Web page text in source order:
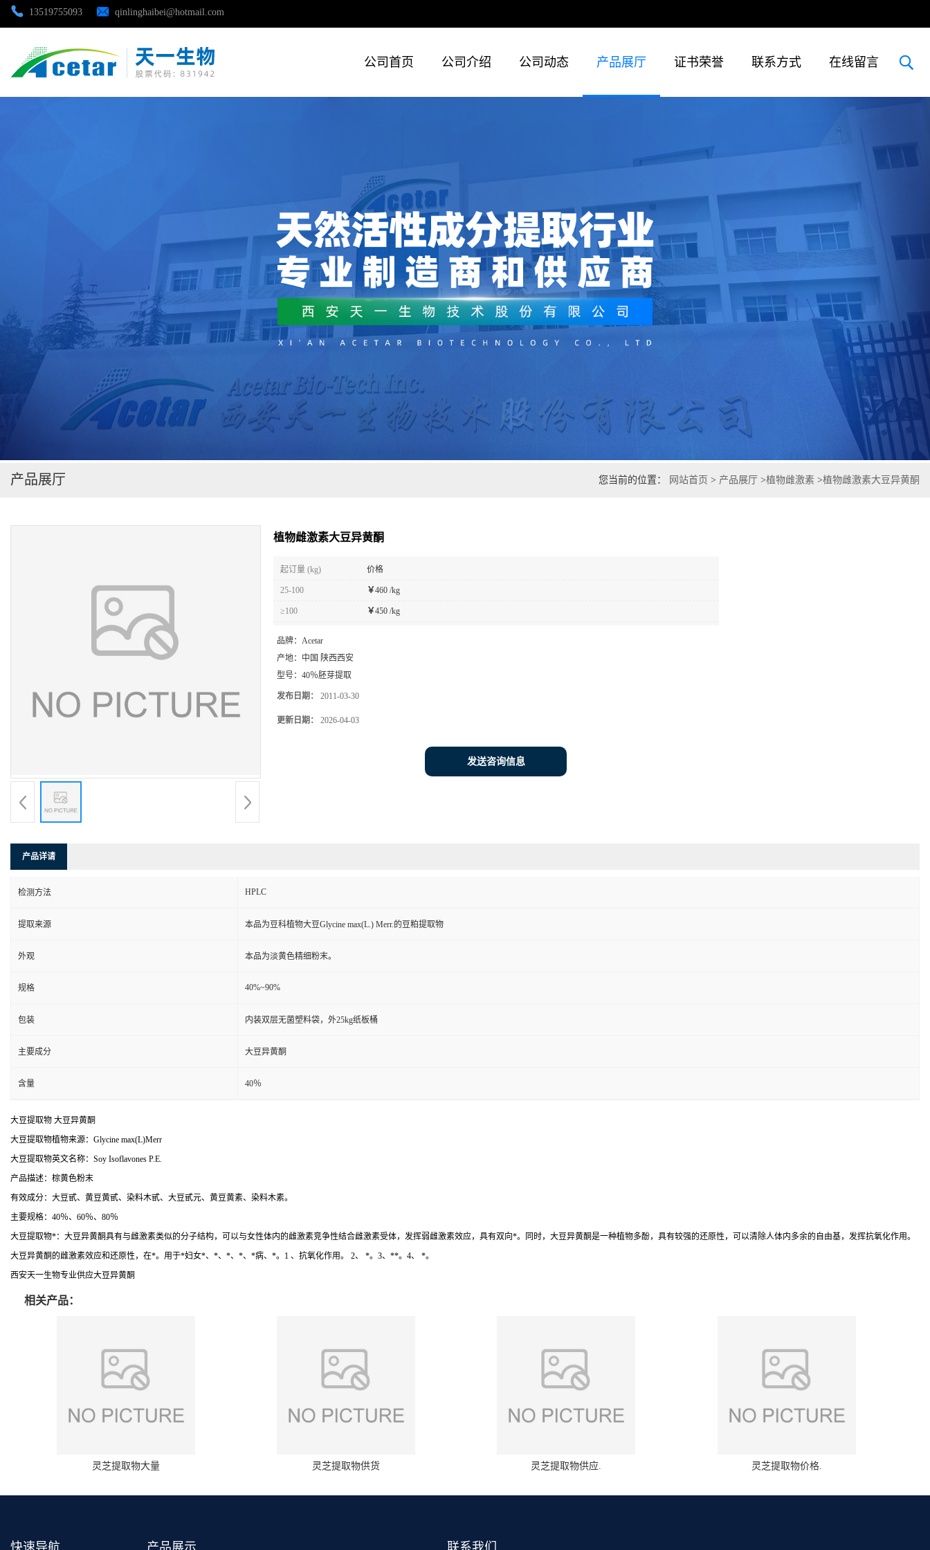
13519755093 qinlinghaibei@hotmail.com
公司首页 公司介绍 公司动态 产品展厅 证书荣誉 联系方式 在线留言
在线留言
产品展厅 您当前的位置： 网站首页 > 产品展厅 >植物雌激素 >植物雌激素大豆异黄酮
植物雌激素大豆异黄酮
起订量 (kg) 价格
25-100 ￥460 /kg
≥100 ￥450 /kg
品牌： Acetar
产地： 中国 陕西西安
型号： 40％胚芽提取
发布日期： 2011-03-30
更新日期： 2026-04-03
发送咨询信息
产品详请
检测方法 HPLC
提取来源 本品为豆科植物大豆Glycine max(L.) Merr.的豆粕提取物
外观 本品为淡黄色精细粉末。
规格 40%~90%
包装 内装双层无菌塑料袋，外25kg纸板桶
主要成分 大豆异黄酮
含量 40％
大豆提取物 大豆异黄酮
大豆提取物植物来源：Glycine max(L)Merr
大豆提取物英文名称：Soy Isoflavones P.E.
产品描述：棕黄色粉末
有效成分：大豆甙、黄豆黄甙、染料木甙、大豆甙元、黄豆黄素、染料木素。
主要规格：40％、60％、80％
大豆提取物*：大豆异黄酮具有与雌激素类似的分子结构，可以与女性体内的雌激素竞争性结合雌激素受体，发挥弱雌激素效应，具有双向*。同时，大豆异黄酮是一种植物多酚，具有较强的还原性，可以清除人体内多余的自由基，发挥抗氧化作用。
大豆异黄酮的雌激素效应和还原性，在*。用于*妇女*、*、*、*、*病、*。1 、抗氧化作用。 2、 *。3、**。4、 *。
西安天一生物专业供应大豆异黄酮
相关产品：
灵芝提取物大量 灵芝提取物供货 灵芝提取物供应. 灵芝提取物价格.
快速导航 产品展示 联系我们